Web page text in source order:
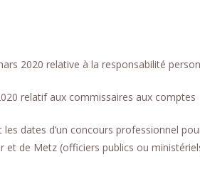
2020 relative à la responsabilité
relatif aux commissaires aux comptes
dates d’un concours professionnel
et de Metz (officiers publics ou